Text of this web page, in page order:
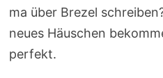
ma über Brezel
neues Häuschen
perfekt.